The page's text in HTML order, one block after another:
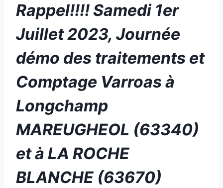
Rappel!!!! Samedi 1er
Juillet 2023, Journée
démo des traitements et
Comptage Varroas à
Longchamp
MAREUGHEOL (63340)
et à LA ROCHE
BLANCHE (63670)